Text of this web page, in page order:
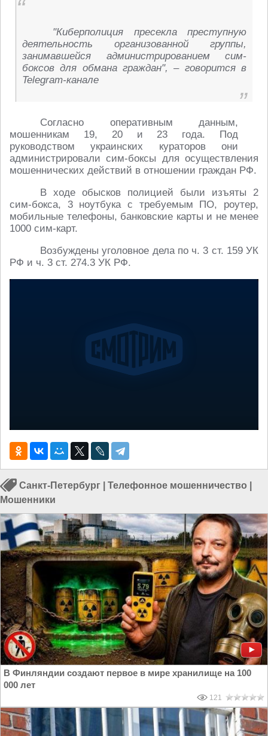
"Киберполиция пресекла преступную
деятельность организованной группы,
занимавшейся администрированием сим-
боксов для обмана граждан", – говорится в
Telegram-канале
Согласно оперативным данным,
мошенникам 19, 20 и 23 года. Под
руководством украинских кураторов они
администрировали сим-боксы для осуществления
мошеннических действий в отношении граждан РФ.
В ходе обысков полицией были изъяты 2
сим-бокса, 3 ноутбука с требуемым ПО, роутер,
мобильные телефоны, банковские карты и не менее
1000 сим-карт.
Возбуждены уголовное дела по ч. 3 ст. 159 УК
РФ и ч. 3 ст. 274.3 УК РФ.
Санкт-Петербург Телефонное мошенничество
Мошенники
В Финляндии создают первое в мире хранилище на 100
000 лет
121